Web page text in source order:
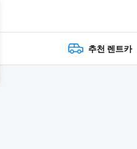
추천 렌트카